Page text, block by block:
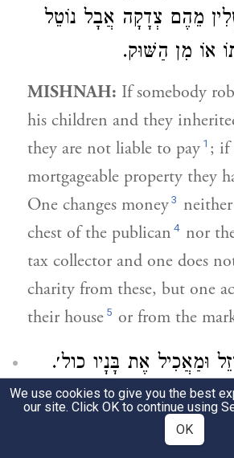
מֵהֶם צְדָקָה אֲבָל נוֹטֵל
אוֹ מִן הַשּׁוּק.
MISHNAH: If somebody
his children and they
they are not liable to pay 1 ; if
mortgageable property they
One changes money3
chest of the publican 4 nor
tax collector and one does
charity from these, but one
their house 5 or from the
וּמַאֲכִיל אֶת בָּנָיו כול׳.
בְרִיבִּית וְעָשָׂה תְשׁוּבָה
מֵת וְהִנִּיחַ לִפְנֵי בָנָיו עָלָיו
We use cookies to give you the best
our site. Click OK to continue using
OK